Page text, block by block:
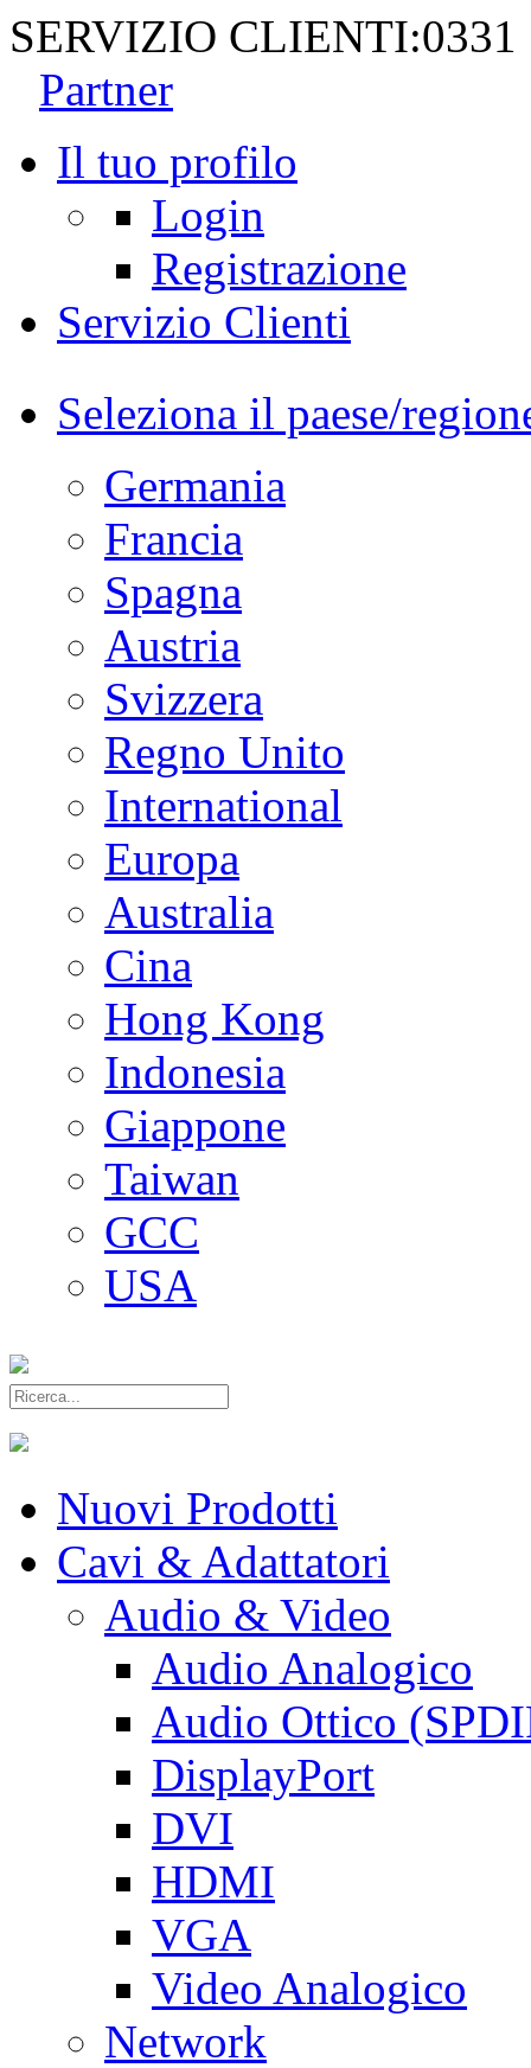
SERVIZIO CLIENTI:0331
Partner
Il tuo profilo
Login
Registrazione
Servizio Clienti
Seleziona il paese/
Germania
Francia
Spagna
Austria
Svizzera
Regno Unito
International
Europa
Australia
Cina
Hong Kong
Indonesia
Giappone
Taiwan
GCC
USA
Nuovi Prodotti
Cavi & Adattatori
Audio & Video
Audio Analogico
Audio Ottico
DisplayPort
DVI
HDMI
VGA
Video Analogico
Network